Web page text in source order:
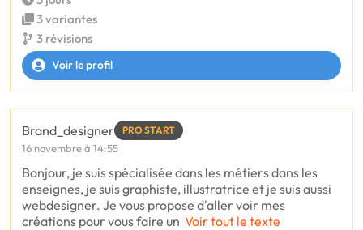
3 variantes
3 révisions
Voir le profil
Brand_designer PRO START
16 novembre à 14:55
Bonjour, je suis spécialisée dans les métiers dans les
enseignes, je suis graphiste, illustratrice et je suis aussi
webdesigner. Je vous propose d'aller voir mes
créations pour vous faire un Voir tout le texte